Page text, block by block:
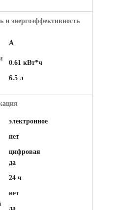
и энергоэффективность
A
0.61 кВт*ч
6.5 л
электронное
нет
цифровая
да
24 ч
нет
да